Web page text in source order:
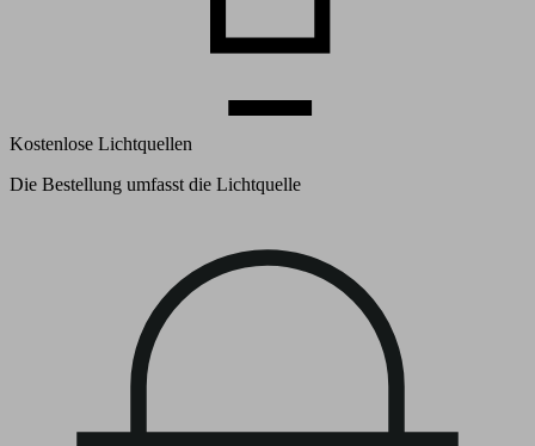
Kostenlose Lichtquellen
Die Bestellung umfasst die Lichtquelle